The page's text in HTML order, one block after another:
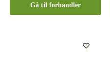
Gå til forhandler